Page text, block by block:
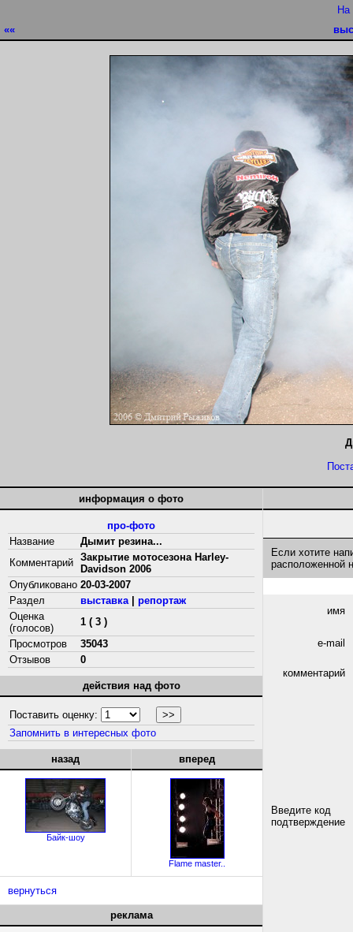
На
««
информация о фото
про-фото
Название
Дымит резина...
Комментарий Закрытие мотосезона Harley-
Davidson 2006
Опубликовано 20-03-2007
Раздел
выставка| репортаж
Оценка
(голосов)
1 ( 3 )
Просмотров
35043
Отзывов
0
действия над фото
Поставить оценку:
Запомнить в интересных фото
назад
Байк-шоу
вперед
Flame master..
вернуться
реклама
Если хотите
расположенной
имя
e-mail
комментарий
Введите код
подтверждение